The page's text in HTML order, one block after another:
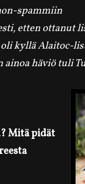
spammiin
etten ottanut
kyllä Alaitoc-
häviö tuli
Mitä pidät